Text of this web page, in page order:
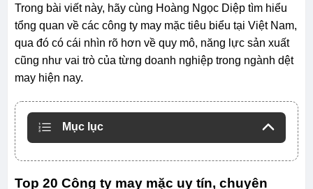
Trong bài viết này, hãy cùng Hoàng Ngọc Diệp tìm hiểu
tổng quan về các công ty may mặc tiêu biểu tại Việt Nam,
qua đó có cái nhìn rõ hơn về quy mô, năng lực sản xuất
cũng như vai trò của từng doanh nghiệp trong ngành dệt
may hiện nay.
Mục lục
Top 20 Công ty may mặc uy tín, chuyên